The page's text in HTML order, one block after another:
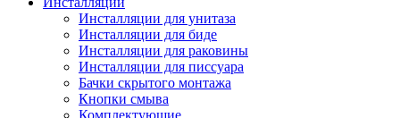
Инсталляции для унитаза
Инсталляции для биде
Инсталляции для раковины
Инсталляции для писсуара
Бачки скрытого монтажа
Кнопки смыва
Комплектующие